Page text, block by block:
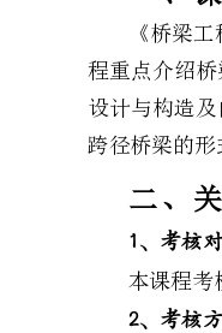
2、考核方式